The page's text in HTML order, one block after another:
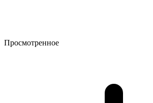
Просмотренное